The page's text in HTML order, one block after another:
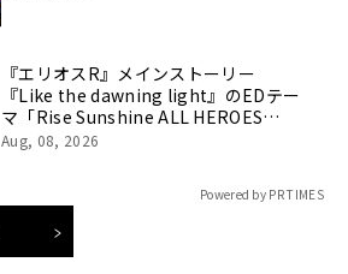
『エリオスR』メインストーリー
『Like the dawning light』のEDテー
マ「Rise Sunshine ALL HEROES
Ver.」がフルサイズ配信決定！
Aug, 08, 2026
Powered by PR TIMES